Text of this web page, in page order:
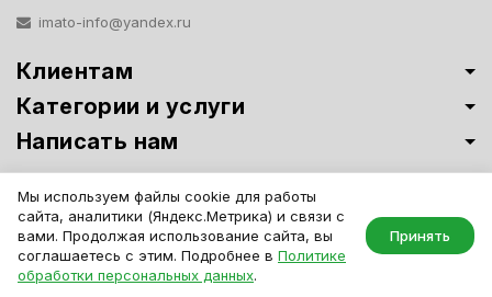
imato-info@yandex.ru
Клиентам
Категории и услуги
Написать нам
Витрины премиум-класса ИМАТО
Политика обработки персональных
данных
IMATO. Интернет Магазин Торговой И Офисной Мебели. ООО "ИМАТО",
ИНН 7717506114 КПП 771701001, ОГРН 1047796163799
Мы используем файлы cookie для работы
сайта, аналитики (Яндекс.Метрика) и связи с
вами. Продолжая использование сайта, вы
соглашаетесь с этим. Подробнее в Политике
обработки персональных данных.
Принять